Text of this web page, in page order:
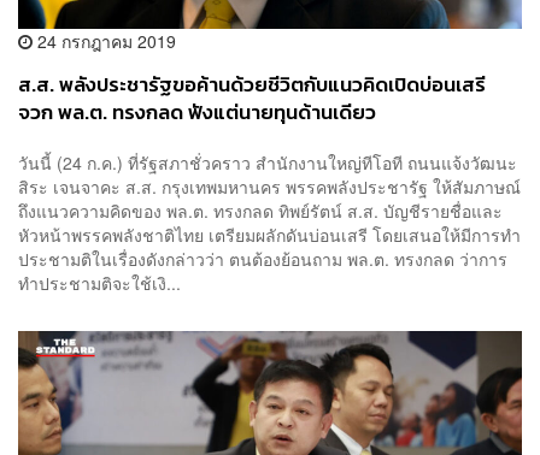
24 กรกฎาคม 2019
ส.ส. พลังประชารัฐขอค้านด้วยชีวิตกับแนวคิดเปิดบ่อนเสรี
จวก​ พล.ต. ทรงกลด ฟังแต่นายทุนด้านเดียว
วันนี้​ (24​ ก.ค.)​ ที่รัฐสภาชั่วคราว สำนักงานใหญ่ทีโอที​ ถนนแจ้งวัฒนะ​
สิระ​ เจนจาคะ ส.ส. กรุงเทพ​มหานคร​ พรรคพลังประชารัฐ ให้​สัมภาษณ์​
ถึงแนวความคิดของ​ พล.ต. ทรงกลด​ ทิพย์​รัตน์​ ส.ส. บัญชี​รายชื่อ​และ
หัวหน้าพรรคพลังชาติไทย​ เตรียมผลักดัน​บ่อนเสรี​ โดยเสนอให้มีการทำ
ประชามติในเรื่องดังกล่าวว่า​ ตนต้องย้อนถาม พล.ต. ทรงกลด​ ว่าการ
ทำประชามติจะใช้เงิ...